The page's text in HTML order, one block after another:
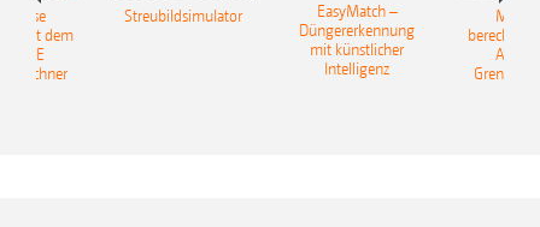
Mit dem
Streubildsimulator
EasyMatch –
Düngererkennung
mit künstlicher
Intelligenz